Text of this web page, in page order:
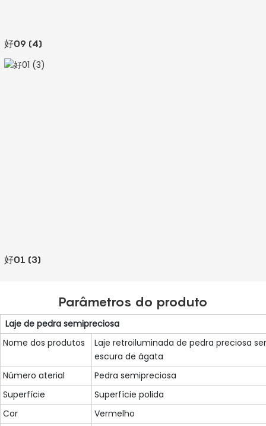
好09 (4)
好01 (3)
Parâmetros do produto
Laje de pedra semipreciosa
Nome dos produtos
Laje retroiluminada de pedra preciosa
escura de ágata
Número aterial
Pedra semipreciosa
Superfície
Superfície polida
Cor
Vermelho